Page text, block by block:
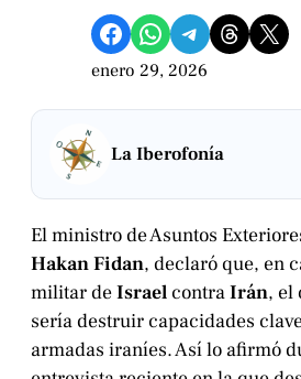
Compartir en Facebook Compartir en WhatsApp Compartir en Telegram Share on Threads Compartir en X
enero 29, 2026
La Iberofonía
El ministro de Asuntos
Hakan Fidan, declaró que, en
militar deIsrael contraIrán, el
sería destruir capacidades
armadas iraníes. Así lo afirmó